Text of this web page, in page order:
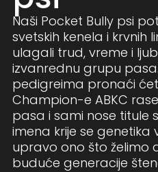
Naši Pocket Bully psi
svetskih kenela i krvnih
ulagali trud, vreme i
izvanrednu grupu
pedigreima pronaći
Champion-e ABKC
pasa i sami nose titule
imena krije se genetika
upravo ono što želimo
buduće generacije